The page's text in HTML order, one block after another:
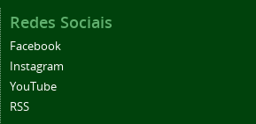
Redes Sociais
Facebook
Instagram
YouTube
RSS